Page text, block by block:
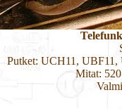
Putket: UCH11,
Mitat: